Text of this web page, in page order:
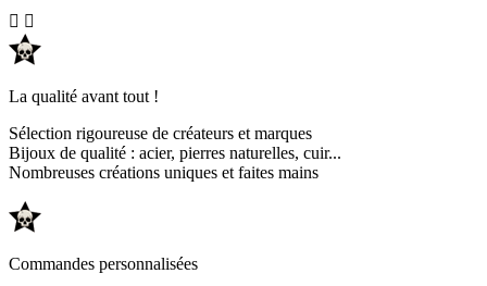
 
La qualité avant tout !
Sélection rigoureuse de créateurs et marques
Bijoux de qualité : acier, pierres naturelles, cuir...
Nombreuses créations uniques et faites mains
Commandes personnalisées